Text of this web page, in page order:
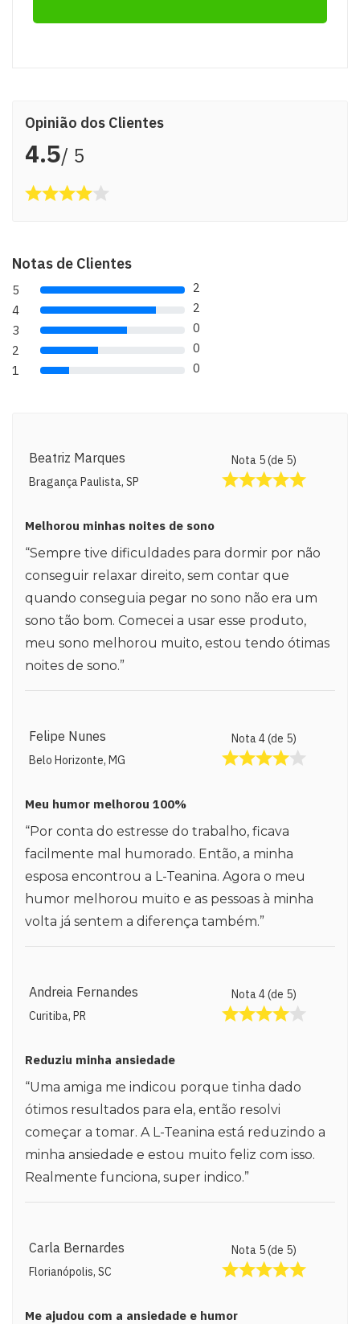
Opinião dos Clientes
4.5/ 5
Notas de Clientes
5 80% Complete (danger)
2
4
80% Complete (danger)
2
3
80% Complete (danger)
0
2
80% Complete (danger)
0
1
80% Complete (danger)
0
Beatriz Marques
Bragança Paulista, SP
Nota 5 (de 5)
Melhorou minhas noites de sono
“Sempre tive dificuldades para dormir por não
conseguir relaxar direito, sem contar que
quando conseguia pegar no sono não era um
sono tão bom. Comecei a usar esse produto,
meu sono melhorou muito, estou tendo ótimas
noites de sono.”
Felipe Nunes
Belo Horizonte, MG
Nota 4 (de 5)
Meu humor melhorou 100%
“Por conta do estresse do trabalho, ficava
facilmente mal humorado. Então, a minha
esposa encontrou a L-Teanina. Agora o meu
humor melhorou muito e as pessoas à minha
volta já sentem a diferença também.”
Andreia Fernandes
Curitiba, PR
Nota 4 (de 5)
Reduziu minha ansiedade
“Uma amiga me indicou porque tinha dado
ótimos resultados para ela, então resolvi
começar a tomar. A L-Teanina está reduzindo a
minha ansiedade e estou muito feliz com isso.
Realmente funciona, super indico.”
Carla Bernardes
Florianópolis, SC
Nota 5 (de 5)
Me ajudou com a ansiedade e humor